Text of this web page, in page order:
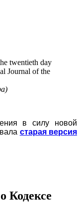
twentieth day
Journal of the
в силу новой
старая версия
Кодексе